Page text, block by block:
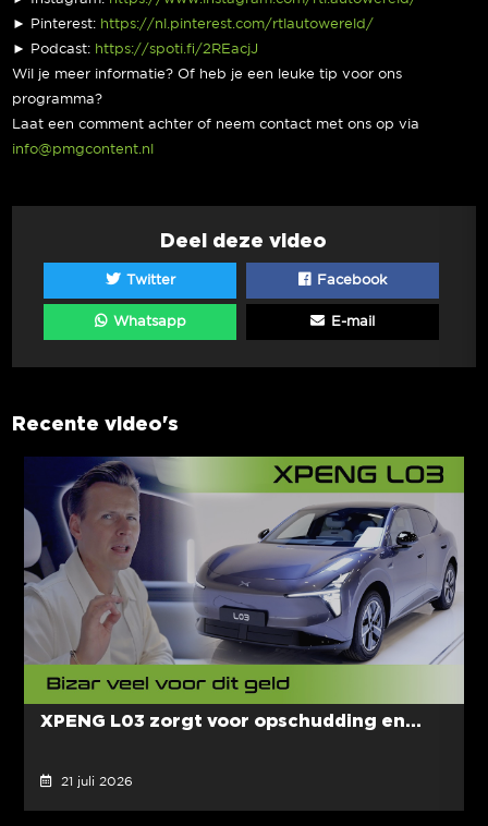
► Pinterest: https://nl.pinterest.com/rtlautowereld/
► Podcast: https://spoti.fi/2REacjJ
Wil je meer informatie? Of heb je een leuke tip voor ons
programma?
Laat een comment achter of neem contact met ons op via
info@pmgcontent.nl
Deel deze video
Twitter Facebook
Whatsapp E-mail
Recente video's
XPENG L03 zorgt voor opschudding en...
21 juli 2026